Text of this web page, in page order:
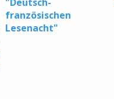
französischen
Lesenacht"